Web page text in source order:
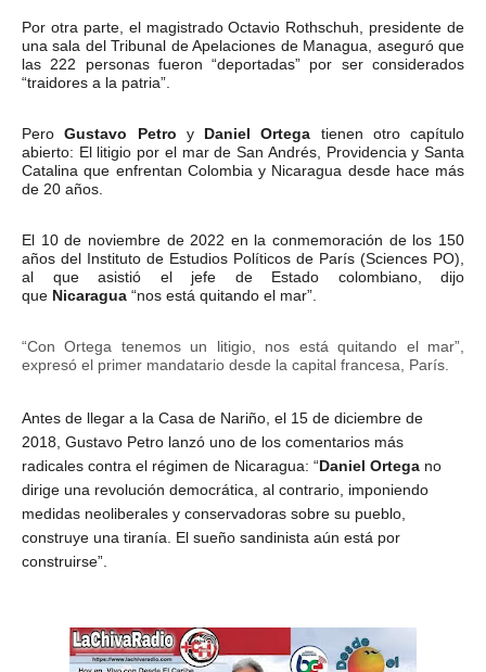
Por otra parte, el magistrado Octavio Rothschuh, presidente de
una sala del Tribunal de Apelaciones de Managua, aseguró que
las 222 personas fueron “deportadas” por ser considerados
“traidores a la patria”.
PeroGustavo Petro y Daniel Ortega tienen otro capítulo
abierto: El litigio por el mar de San Andrés, Providencia y Santa
Catalina que enfrentan Colombia y Nicaragua desde hace más
de 20 años.
El 10 de noviembre de 2022 en la conmemoración de los 150
años del Instituto de Estudios Políticos de París (Sciences PO),
al que asistió el jefe de Estado colombiano, dijo
que Nicaragua “nos está quitando el mar”.
“Con Ortega tenemos un litigio, nos está quitando el mar”,
expresó el primer mandatario desde la capital francesa, París.
Antes de llegar a la Casa de Nariño, el 15 de diciembre de
2018, Gustavo Petro lanzó uno de los comentarios más
radicales contra el régimen de Nicaragua: “Daniel Ortega no
dirige una revolución democrática, al contrario, imponiendo
medidas neoliberales y conservadoras sobre su pueblo,
construye una tiranía. El sueño sandinista aún está por
construirse”.